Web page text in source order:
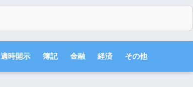
適時開示 簿記 金融 経済 その他